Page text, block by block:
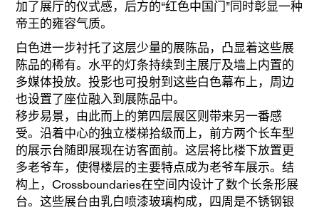
加了展厅的仪式感，后方的“红色中国门”同时彰显一种
帝王的雍容气质。
白色进一步衬托了这层少量的展陈品，凸显着这些展
陈品的稀有。水平的灯条持续到主展厅及墙上内置的
多媒体投放。投影也可投射到这些白色幕布上，周边
也设置了座位融入到展陈品中。
移步易景，由此而上的第四层展区则带来另一番感
受。沿着中心的独立楼梯拾级而上，前方两个长车型
的展示台随即展现在访客面前。这层将比楼下放置更
多老爷车，使得楼层的主要特点成为老爷车展示。结
构上，Crossboundaries在空间内设计了数个长条形展
台。这些展台由乳白喷漆玻璃构成，四周是不锈钢银